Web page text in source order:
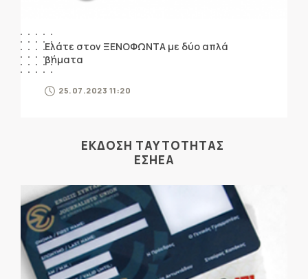
Ελάτε στον ΞΕΝΟΦΩΝΤΑ με δύο απλά
βήματα
25.07.2023 11:20
ΕΚΔΟΣΗ ΤΑΥΤΟΤΗΤΑΣ
ΕΣΗΕΑ